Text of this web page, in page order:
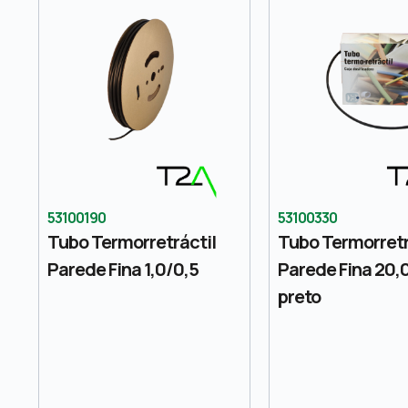
53100190
Tubo Termorretráctil
Parede Fina 1,0/0,5
53100330
Tubo
Parede Fina
preto